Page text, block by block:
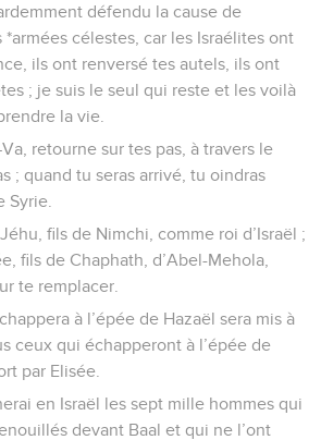
défendu la cause de
*armées célestes, car les Israélites ont
ils ont renversé tes autels, ils ont
; je suis le seul qui reste et les voilà
la vie.
retourne sur tes pas, à travers le
; quand tu seras arrivé, tu oindras
Syrie.
fils de Nimchi, comme roi d’Israël ;
fils de Chaphath, d’Abel-Mehola,
te remplacer.
à l’épée de Hazaël sera mis à
ceux qui échapperont à l’épée de
par Elisée.
en Israël les sept mille hommes qui
devant Baal et qui ne l’ont